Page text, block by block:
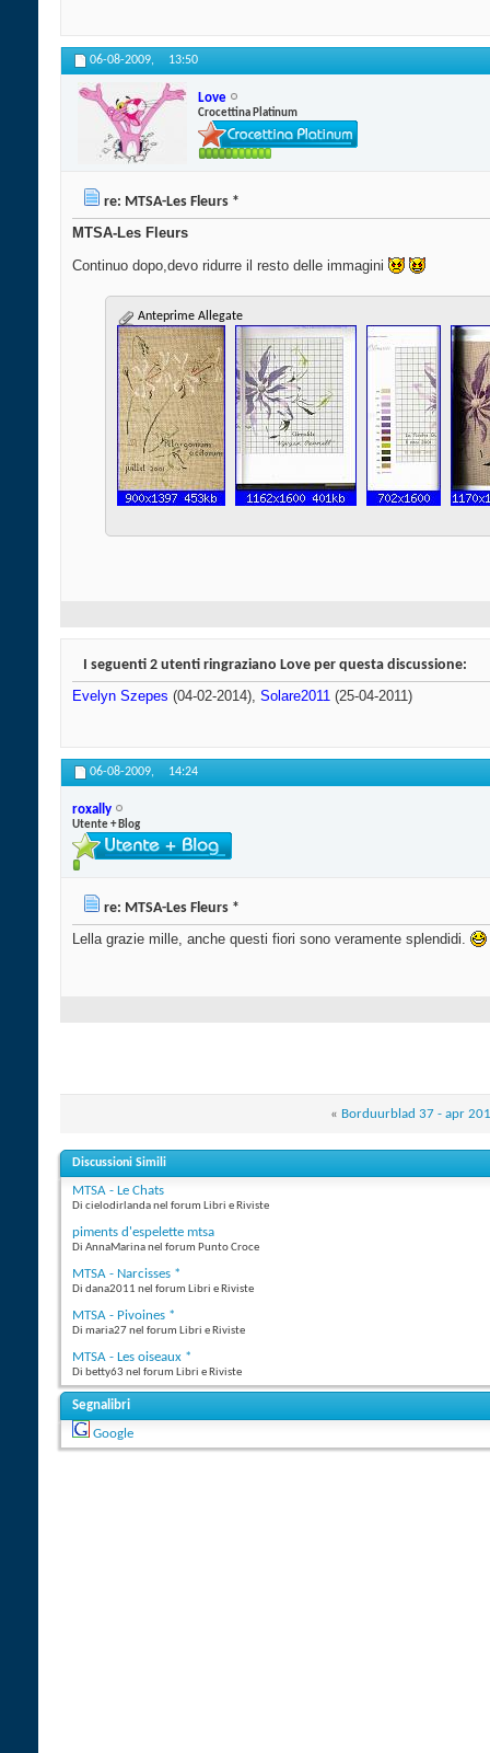
06-08-2009, 13:50
Love
Crocettina Platinum
re: MTSA-Les Fleurs *
MTSA-Les Fleurs
Continuo dopo,devo ridurre il resto delle immagini
Anteprime Allegate
I seguenti 2 utenti ringraziano Love per questa discussione:
Evelyn Szepes (04-02-2014), Solare2011 (25-04-2011)
06-08-2009, 14:24
roxally
Utente + Blog
re: MTSA-Les Fleurs *
Lella grazie mille, anche questi fiori sono veramente splendidi.
« Borduurblad 37 - apr
Discussioni Simili
MTSA - Le Chats
Di cielodirlanda nel forum Libri e Riviste
piments d'espelette mtsa
Di AnnaMarina nel forum Punto Croce
MTSA - Narcisses *
Di dana2011 nel forum Libri e Riviste
MTSA - Pivoines *
Di maria27 nel forum Libri e Riviste
MTSA - Les oiseaux *
Di betty63 nel forum Libri e Riviste
Segnalibri
Google